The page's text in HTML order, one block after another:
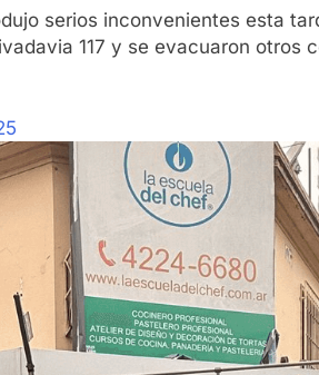
serios inconvenientes esta
117 y se evacuaron otros